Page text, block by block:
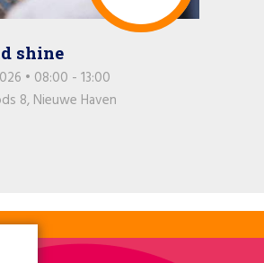
shine
• 08:00 - 13:00
8, Nieuwe Haven